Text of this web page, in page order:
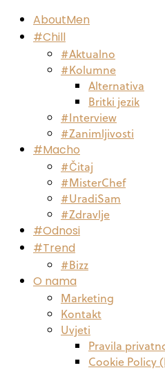
AboutMen
#Chill
#Aktualno
#Kolumne
Alternativa
Britki jezik
#Interview
#Zanimljivosti
#Macho
#Čitaj
#MisterChef
#UradiSam
#Zdravlje
#Odnosi
#Trend
#Bizz
O nama
Marketing
Kontakt
Uvjeti
Pravila
Cookie Policy